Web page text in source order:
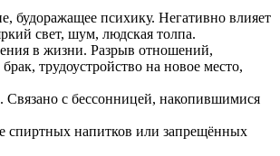
будоражащее психику. Негативно влияет
свет, шум, людская толпа.
в жизни. Разрыв отношений,
трудоустройство на новое место,
Связано с бессонницей, накопившимися
спиртных напитков или запрещённых